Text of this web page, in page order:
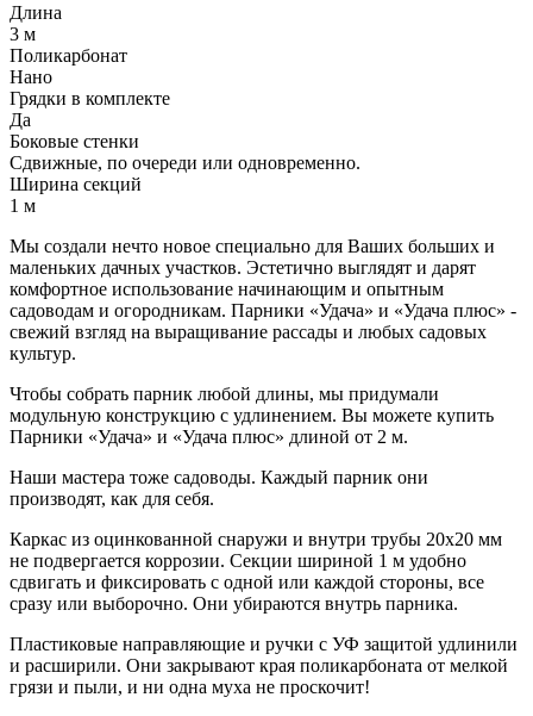
Длина
3 м
Поликарбонат
Нано
Грядки в комплекте
Да
Боковые стенки
Сдвижные, по очереди или одновременно.
Ширина секций
1 м
Мы создали нечто новое специально для Ваших больших и
маленьких дачных участков. Эстетично выглядят и дарят
комфортное использование начинающим и опытным
садоводам и огородникам. Парники «Удача» и «Удача плюс» -
свежий взгляд на выращивание рассады и любых садовых
культур.
Чтобы собрать парник любой длины, мы придумали
модульную конструкцию с удлинением. Вы можете купить
Парники «Удача» и «Удача плюс» длиной от 2 м.
Наши мастера тоже садоводы. Каждый парник они
производят, как для себя.
Каркас из оцинкованной снаружи и внутри трубы 20х20 мм
не подвергается коррозии. Секции шириной 1 м удобно
сдвигать и фиксировать с одной или каждой стороны, все
сразу или выборочно. Они убираются внутрь парника.
Пластиковые направляющие и ручки с УФ защитой удлинили
и расширили. Они закрывают края поликарбоната от мелкой
грязи и пыли, и ни одна муха не проскочит!